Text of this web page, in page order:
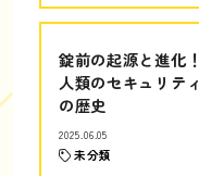
錠前の起源と進化！
人類のセキュリティ
の歴史
2025.06.05
未分類